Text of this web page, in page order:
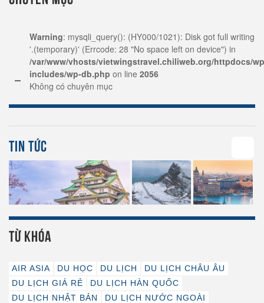
Warning: mysqli_query(): (HY000/1021): Disk got full writing
'.(temporary)' (Errcode: 28 "No space left on device") in
/var/www/vhosts/vietwingstravel.chiliweb.org/httpdocs/
includes/wp-db.php on line 2056
Không có chuyên mục
TIN TỨC
TỪ KHÓA
AIR ASIA DU HỌC DU LỊCH
DU LỊCH CHÂU ÂU
DU LỊCH GIÁ RẺ
DU LỊCH HÀN QUỐC
DU LỊCH NHẬT BẢN
DU LỊCH NƯỚC NGOÀI